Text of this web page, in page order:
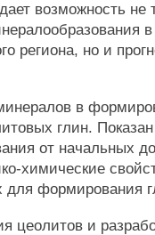
возможность не
региона, но и
в
глин.
от начальных
химические
для формирования
цеолитов и